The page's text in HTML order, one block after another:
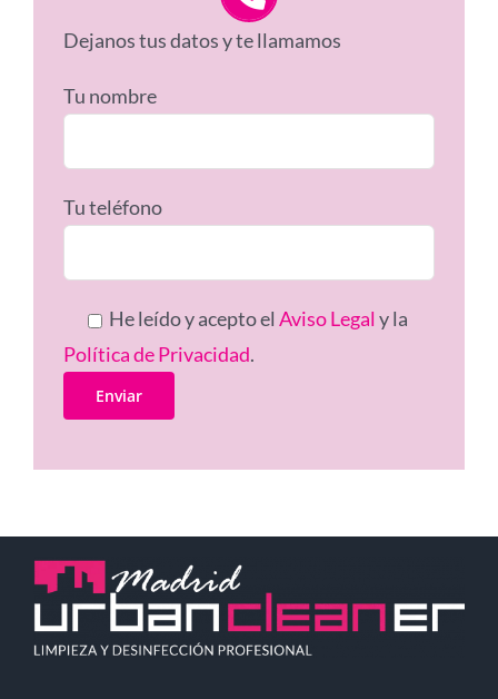
Dejanos tus datos y te llamamos
Tu nombre
Tu teléfono
He leído y acepto elAviso Legal y la
Política de Privacidad.